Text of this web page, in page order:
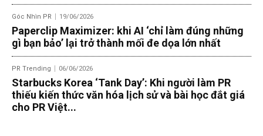
Góc Nhìn PR 19/06/2026
Paperclip Maximizer: khi AI ‘chỉ làm đúng những
gì bạn bảo’ lại trở thành mối đe dọa lớn nhất
PR Trending 06/06/2026
Starbucks Korea ‘Tank Day’: Khi người làm PR
thiếu kiến thức văn hóa lịch sử và bài học đắt giá
cho PR Việt...